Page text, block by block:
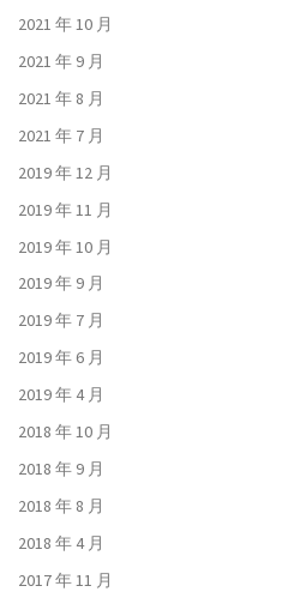
2021 年 10 月
2021 年 9 月
2021 年 8 月
2021 年 7 月
2019 年 12 月
2019 年 11 月
2019 年 10 月
2019 年 9 月
2019 年 7 月
2019 年 6 月
2019 年 4 月
2018 年 10 月
2018 年 9 月
2018 年 8 月
2018 年 4 月
2017 年 11 月